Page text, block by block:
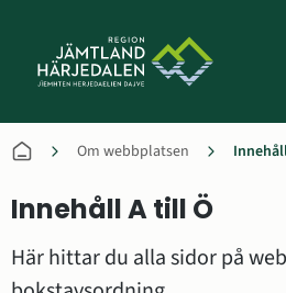
Om webbplatsen
Innehåll A till Ö
Här hittar du alla sidor på